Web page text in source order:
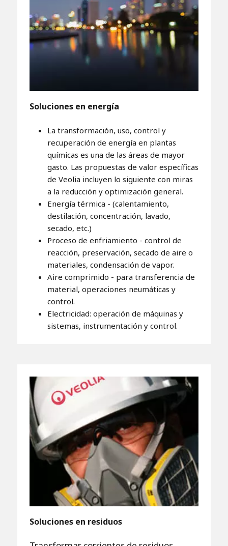
Soluciones en energía
La transformación, uso, control y
recuperación de energía en plantas
químicas es una de las áreas de mayor
gasto. Las propuestas de valor específicas
de Veolia incluyen lo siguiente con miras
a la reducción y optimización general.
Energía térmica - (calentamiento,
destilación, concentración, lavado,
secado, etc.)
Proceso de enfriamiento - control de
reacción, preservación, secado de aire o
materiales, condensación de vapor.
Aire comprimido - para transferencia de
material, operaciones neumáticas y
control.
Electricidad: operación de máquinas y
sistemas, instrumentación y control.
Soluciones en residuos